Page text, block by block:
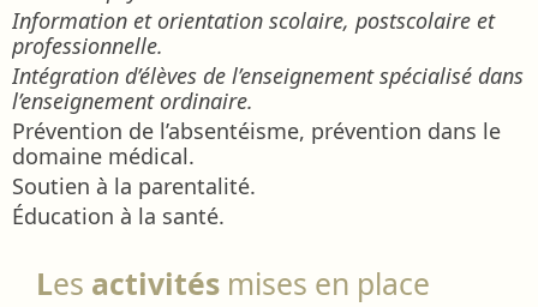
Information et orientation scolaire, postscolaire et
professionnelle.
Intégration d’élèves de l’enseignement spécialisé dans
l’enseignement ordinaire.
Prévention de l’absentéisme, prévention dans le
domaine médical.
Soutien à la parentalité.
Éducation à la santé.
Les activités mises en place